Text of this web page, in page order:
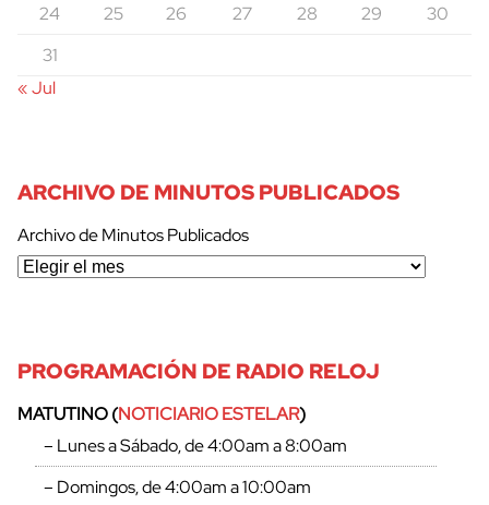
cerrar
24
25 26 27 28 29
30
31
« Jul
ARCHIVO DE MINUTOS PUBLICADOS
Archivo de Minutos Publicados
PROGRAMACIÓN DE RADIO RELOJ
MATUTINO (NOTICIARIO ESTELAR)
– Lunes a Sábado, de 4:00am a 8:00am
– Domingos, de 4:00am a 10:00am